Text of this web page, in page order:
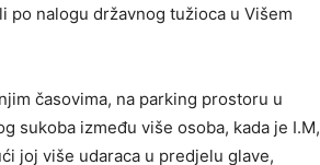
nalogu državnog tužioca u Višem
časovima, na parking prostoru u
sukoba između više osoba, kada je I.M,
joj više udaraca u predjelu glave,